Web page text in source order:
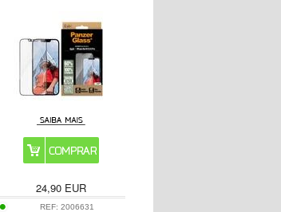
24,90 EUR
REF:2006631